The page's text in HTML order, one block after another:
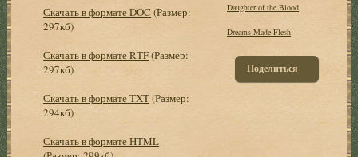
Скачать в формате DOC (Размер:
297кб)
Скачать в формате RTF(Размер:
297кб)
Скачать в формате TXT(Размер:
294кб)
Скачать в формате HTML
Daughter of the Blood
Dreams Made Flesh
Поделиться